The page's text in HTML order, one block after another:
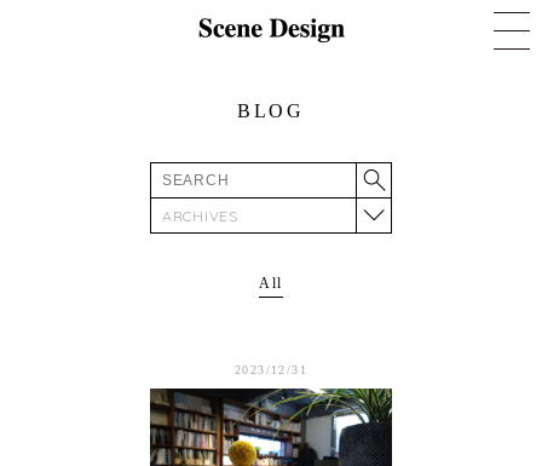
BLOG
ARCHIVES
All
2023/12/31